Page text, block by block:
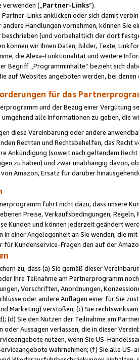
(„ Partner-Links“).
Partner-Links anklicken oder sich damit
Handlungen vornehmen, können Sie
beschrieben (und vorbehaltlich der dort
können wir Ihnen Daten, Bilder, Texte,
die Alexa-Funktionalität und weitere
Begriff „Programminhalte“ bezieht sich
auf Websites angeboten werden, bei
für das
und der Bezug einer Vergütung
alle Informationen zu geben, die
diese Vereinbarung oder andere
Rechten und Rechtsbehelfen, das
Ankündigung (soweit nach geltendem
zu haben) und zwar unabhängig davon,
Amazon, Ersatz für darüber
führt nicht dazu, dass unsere
Preise, Verkaufsbedingungen,
Kunden und können jederzeit geändert
in einer Angelegenheit an Sie wenden, die
für Kundenservice-Fragen den auf der
zu, dass (a) Sie gemäß dieser
Ihre Teilnahme am Partnerprogramm
Vorschriften, Anordnungen,
oder andere Auflagen einer für Sie
Marketing) verstoßen; (c) Sie
(d) Sie den Nutzen der Teilnahme am
oder Aussagen verlassen, die in dieser
nutzen, wenn Sie US-
wahrnehmen; (f) Sie alle